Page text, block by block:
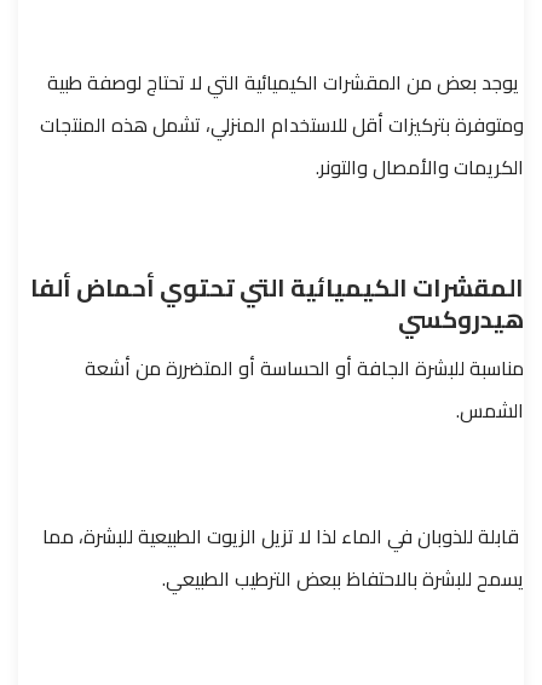
يوجد بعض من المقشرات الكيميائية التي لا تحتاج لوصفة طبية
ومتوفرة بتركيزات أقل للاستخدام المنزلي، تشمل هذه المنتجات
الكريمات والأمصال والتونر.
المقشرات الكيميائية التي تحتوي أحماض ألفا
هيدروكسي
مناسبة للبشرة الجافة أو الحساسة أو المتضررة من أشعة
الشمس.
قابلة للذوبان في الماء لذا لا تزيل الزيوت الطبيعية للبشرة، مما
يسمح للبشرة بالاحتفاظ ببعض الترطيب الطبيعي.